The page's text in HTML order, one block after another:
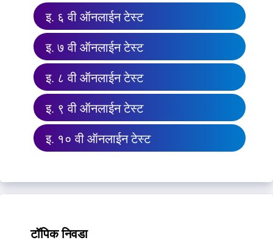
इ. ६ वी ऑनलाईन टेस्ट
इ. ७ वी ऑनलाईन टेस्ट
इ. ८ वी ऑनलाईन टेस्ट
इ. ९ वी ऑनलाईन टेस्ट
इ. १० वी ऑनलाईन टेस्ट
टॉपिक निवडा